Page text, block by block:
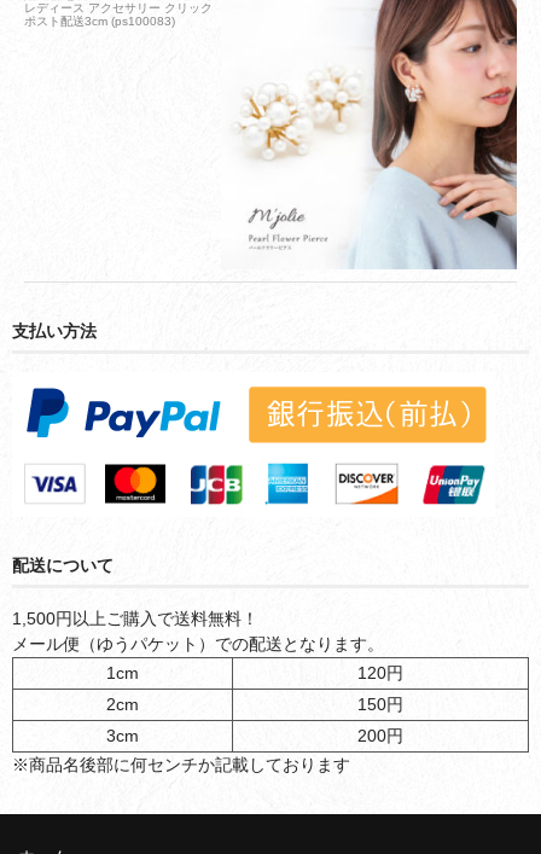
レディース アクセサリー クリック
ポスト配送3cm (ps100083)
支払い方法
配送について
1,500円以上ご購入で送料無料！
メール便（ゆうパケット）での配送となります。
1cm
120円
2cm
150円
3cm
200円
※商品名後部に何センチか記載しております